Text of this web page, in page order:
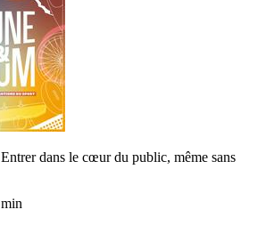
dans le cœur du public, même sans